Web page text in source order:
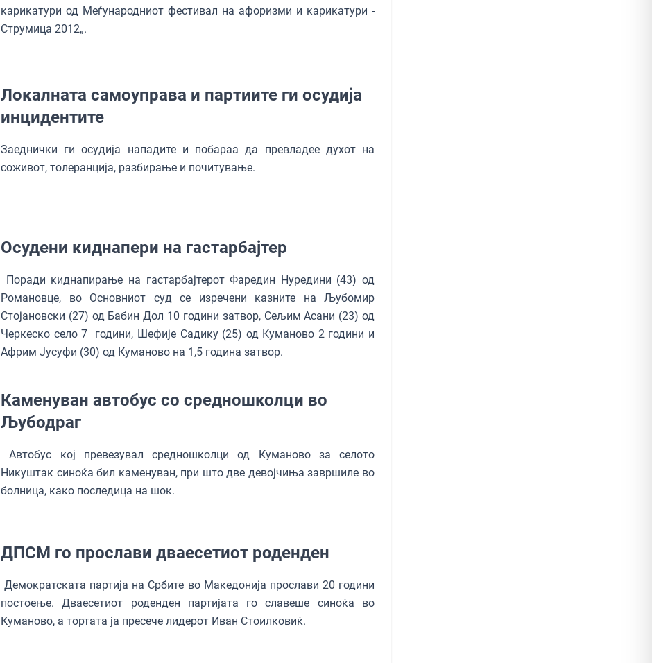
карикатури од Меѓународниот фестивал на афоризми и карикатури -
Струмица 2012„.
Локалната самоуправа и партиите ги осудија
инцидентите
Заеднички ги осудија нападите и побараа да превладее духот на
соживот, толеранција, разбирање и почитување.
Осудени киднапери на гастарбајтер
Поради киднапирање на гастарбајтерот Фаредин Нуредини (43) од
Романовце, во Основниот суд се изречени казните на Љубомир
Стојановски (27) од Бабин Дол 10 години затвор, Сељим Асани (23) од
Черкеско село 7 години, Шефије Садику (25) од Куманово 2 години и
Африм Јусуфи (30) од Куманово на 1,5 година затвор.
Каменуван автобус со средношколци во
Љубодраг
Автобус кој превезувал средношколци од Куманово за селото
Никуштак синоќа бил каменуван, при што две девојчиња завршиле во
болница, како последица на шок.
ДПСМ го прослави дваесетиот роденден
Демократската партија на Србите во Македонија прослави 20 години
постоење. Дваесетиот роденден партијата го славеше синоќа во
Куманово, а тортата ја пресече лидерот Иван Стоилковиќ.